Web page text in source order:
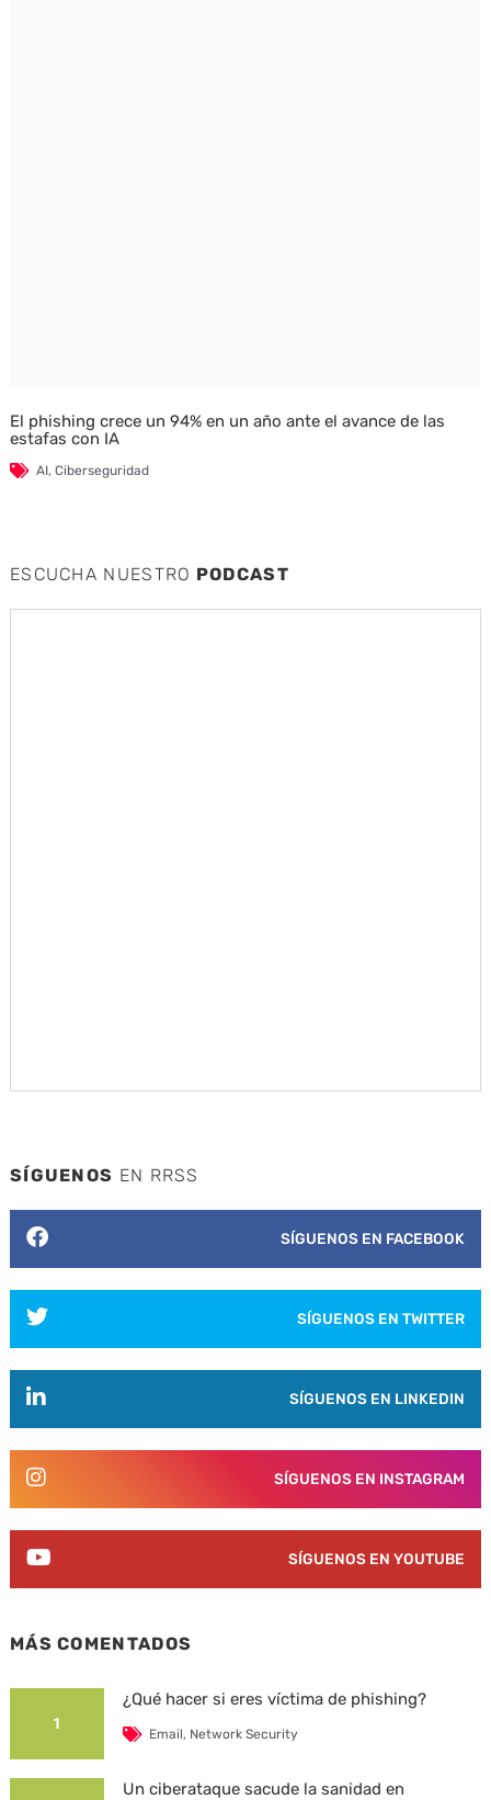
El phishing crece un 94% en un año ante el avance de las
estafas con IA
AI, Ciberseguridad
ESCUCHA NUESTRO PODCAST
SÍGUENOS EN RRSS
SÍGUENOS EN FACEBOOK
SÍGUENOS EN TWITTER
SÍGUENOS EN LINKEDIN
SÍGUENOS EN INSTAGRAM
SÍGUENOS EN YOUTUBE
MÁS COMENTADOS
1
¿Qué hacer si eres víctima de phishing?
Email, Network Security
Un ciberataque sacude la sanidad en